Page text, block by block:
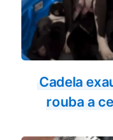
Cadela
rouba a